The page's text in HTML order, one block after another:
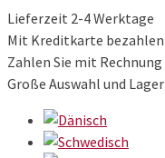
Lieferzeit 2-4 Werktage
Mit Kreditkarte bezahlen
Zahlen Sie mit Rechnung
Große Auswahl und Lager